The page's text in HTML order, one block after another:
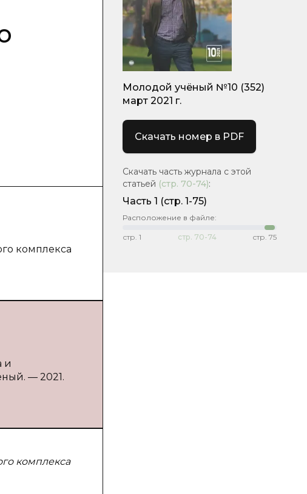
комплекса
и
— 2021.
комплекса
Молодой учёный №10 (352)
март 2021 г.
Скачать номер в PDF
Скачать часть журнала с этой
статьей (стр. 70-74):
Часть 1 (стр. 1-75)
Расположение в файле:
стр. 1 стр. 70-74 стр. 75